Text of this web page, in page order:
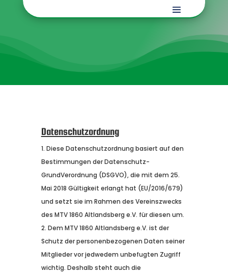
Datenschutzordnung
Diese Datenschutzordnung basiert auf den
Bestimmungen der Datenschutz-
GrundVerordnung (DSGVO), die mit dem 25.
Mai 2018 Gültigkeit erlangt hat (EU/2016/679)
und setzt sie im Rahmen des Vereinszwecks
des MTV 1860 Altlandsberg e.V. für diesen um.
Dem MTV 1860 Altlandsberg e.V. ist der
Schutz der personenbezogenen Daten seiner
Mitglieder vor jedwedem unbefugten Zugriff
wichtig. Deshalb steht auch die